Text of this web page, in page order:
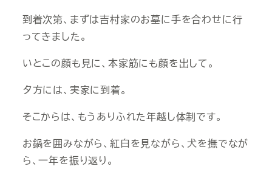
到着次第、まずは吉村家のお墓に手を合わせに行
ってきました。
いとこの顔も見に、本家筋にも顔を出して。
夕方には、実家に到着。
そこからは、もうありふれた年越し体制です。
お鍋を囲みながら、紅白を見ながら、犬を撫でなが
ら、一年を振り返り。